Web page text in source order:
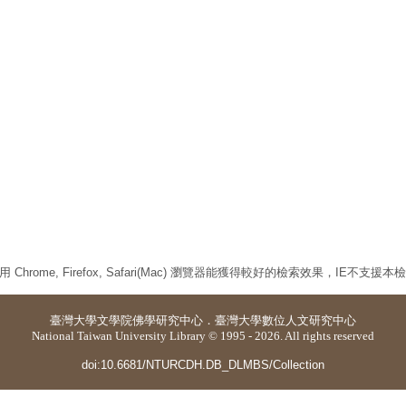
Chrome, Firefox, Safari(Mac) 瀏覽器能獲得較好的檢索效果，IE不支援本檢
臺灣大學文學院佛學研究中心 ． 臺灣大學數位人文研究中心
National Taiwan University Library © 1995 - 2026. All rights reserved
doi:10.6681/NTURCDH.DB_DLMBS/Collection